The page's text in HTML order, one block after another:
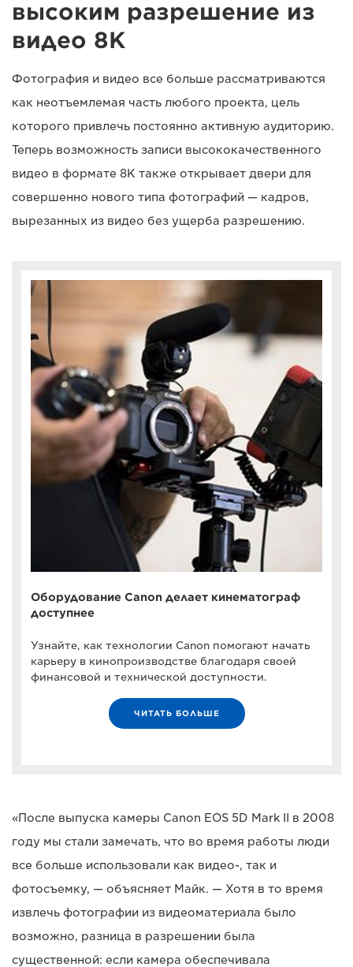
высоким разрешение из
видео 8K
Фотография и видео все больше рассматриваются
как неотъемлемая часть любого проекта, цель
которого привлечь постоянно активную аудиторию.
Теперь возможность записи высококачественного
видео в формате 8K также открывает двери для
совершенно нового типа фотографий — кадров,
вырезанных из видео без ущерба разрешению.
Оборудование Canon делает кинематограф
доступнее
Узнайте, как технологии Canon помогают начать
карьеру в кинопроизводстве благодаря своей
финансовой и технической доступности.
ЧИТАТЬ БОЛЬШЕ
«После выпуска камеры Canon EOS 5D Mark II в 2008
году мы стали замечать, что во время работы люди
все больше использовали как видео-, так и
фотосъемку, — объясняет Майк. — Хотя в то время
извлечь фотографии из видеоматериала было
возможно, разница в разрешении была
существенной: если камера обеспечивала